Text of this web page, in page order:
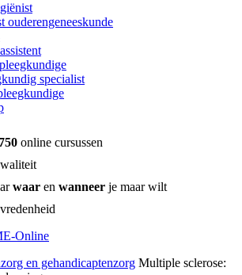
ouderengeneeskunde
specialist
750 online cursussen
waar en wanneer je maar wilt
en gehandicaptenzorg Multiple sclerose: